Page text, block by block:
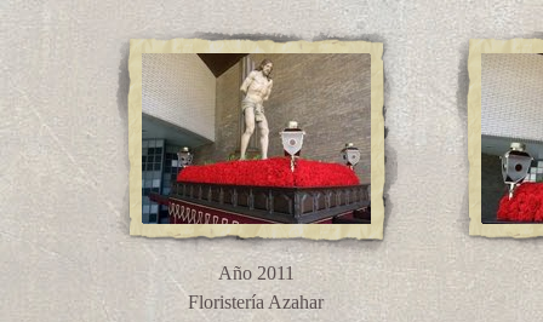
Año 2011
Floristería Azahar